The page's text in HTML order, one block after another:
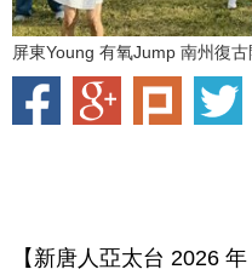
屏東Young 有氧Jump 南州復
【新唐人亞太台 2026